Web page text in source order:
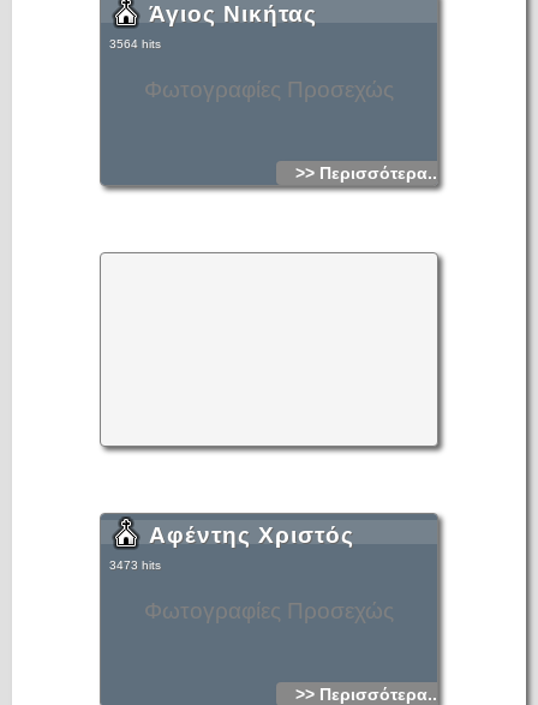
Φωτογραφίες Προσεχώς
Άγιος Νικήτας
3564 hits
>> Περισσότερα...
Φωτογραφίες Προσεχώς
Αφέντης Χριστός
3473 hits
>> Περισσότερα...